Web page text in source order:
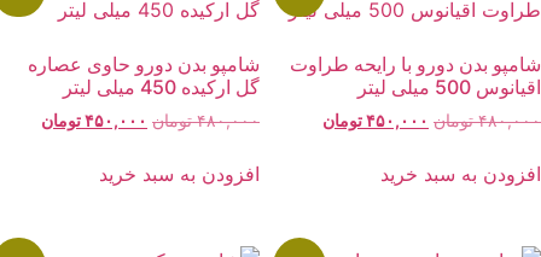
بدن دورو با رایحه طراوت
500 میلی لیتر
تومانقیمت
۴۵۰,۰۰۰تومانقیمت
به سبد خرید
شامپو بدن دورو حاوی عصاره
گل ارکیده 450 میلی لیتر
۴۸۰,۰۰۰ تومانقیمت
۴۵۰,۰۰۰تومانقیمت
افزودن به سبد خرید